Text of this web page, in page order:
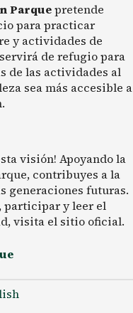
Parquepretende
para practicar
y actividades de
de refugio para
de las actividades al
sea más accesible a
visión! Apoyando la
, contribuyes a la
generaciones futuras.
participar y leer el
visita el sitio oficial.